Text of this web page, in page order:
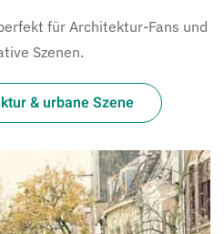
für Architektur-Fans und
Szenen.
& urbane Szene